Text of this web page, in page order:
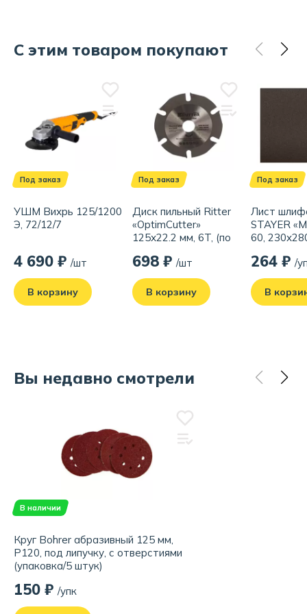
С этим товаром покупают
Под заказ
УШМ Вихрь 125/1200
Э, 72/12/7
4 690 ₽ /шт
В корзину
Под заказ
Диск пильный Ritter
«OptimCutter»
125х22.2 мм, 6T, (по
гипсокартону) для
УШМ
698 ₽ /шт
В корзину
Под заказ
Лист
STAYER
60,
264 ₽ /
В
Вы недавно смотрели
В наличии
Круг Bohrer абразивный 125 мм,
Р120, под липучку, с отверстиями
(упаковка/5 штук)
150 ₽ /упк